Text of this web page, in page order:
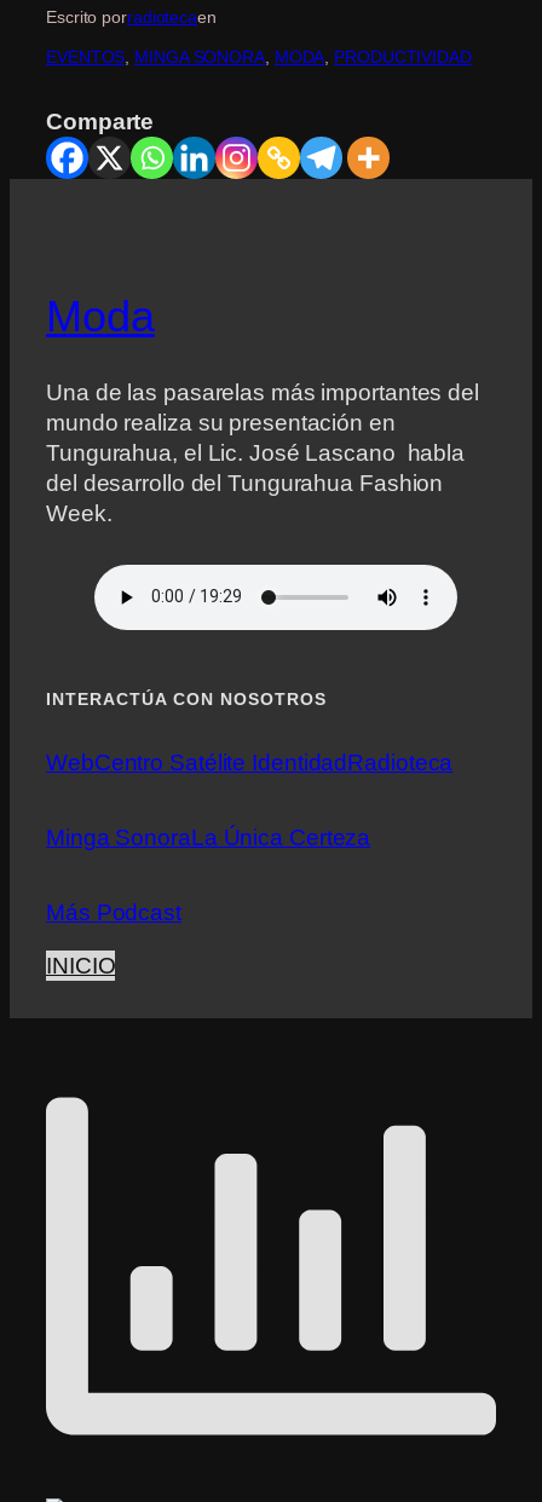
Escrito porradiotecaen
EVENTOS MINGA SONORA, MODA PRODUCTIVIDAD
Comparte
Moda
Una de las pasarelas más importantes del
mundo realiza su presentación en
Tungurahua, el Lic. José Lascano habla
del desarrollo del Tungurahua Fashion
Week.
INTERACTÚA CON NOSOTROS
WebCentro Satélite IdentidadRadioteca
Minga SonoraLa Única Certeza
Más Podcast
INICIO